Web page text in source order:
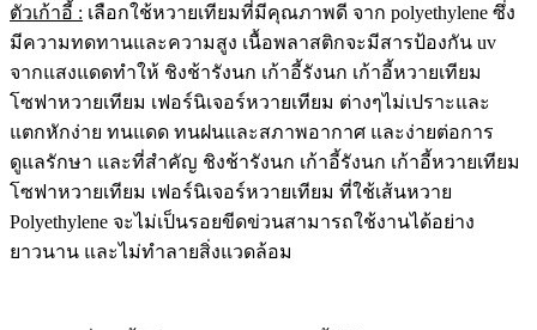
ตัวเก้าอี้ : เลือกใช้หวายเทียมที่มีคุณภาพดี จาก polyethylene ซึ่ง
มีความทดทานและความสูง เนื้อพลาสติกจะมีสารป้องกัน uv
จากแสงแดดทำให้ ชิงช้ารังนก เก้าอี้รังนก เก้าอี้หวายเทียม
โซฟาหวายเทียม เฟอร์นิเจอร์หวายเทียม ต่างๆไม่เปราะและ
แตกหักง่าย ทนแดด ทนฝนและสภาพอากาศ และง่ายต่อการ
ดูแลรักษา และที่สำคัญ ชิงช้ารังนก เก้าอี้รังนก เก้าอี้หวายเทียม
โซฟาหวายเทียม เฟอร์นิเจอร์หวายเทียม ที่ใช้เส้นหวาย
Polyethylene จะไม่เป็นรอยขีดข่วนสามารถใช้งานได้อย่าง
ยาวนาน และไม่ทำลายสิ่งแวดล้อม